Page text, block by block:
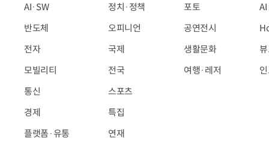
AI·SW
반도체
전자
모빌리티
통신
경제
플랫폼·유통
정치·정책
오피니언
국제
전국
스포츠
특집
연재
포토
공연전시
생활문화
여행·레저